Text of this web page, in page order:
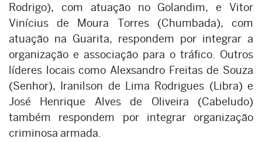
Rodrigo), com atuação no Golandim, e Vitor
Vinícius de Moura Torres (Chumbada), com
atuação na Guarita, respondem por integrar a
organização e associação para o tráfico. Outros
líderes locais como Alexsandro Freitas de Souza
(Senhor), Iranilson de Lima Rodrigues (Libra) e
José Henrique Alves de Oliveira (Cabeludo)
também respondem por integrar organização
criminosa armada.